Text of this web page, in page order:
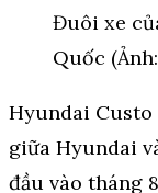
Đuôi xe
Quốc
Hyundai Custo
giữa Hyundai
đầu vào tháng